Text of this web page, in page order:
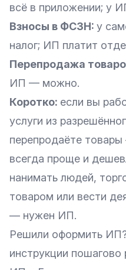
всё в приложении; у
Взносы в ФСЗН: у
налог; ИП платит
Перепродажа
ИП — можно.
Коротко: если вы
услуги из
перепродаёте
всегда проще и
нанимать людей,
товаром или вести
— нужен ИП.
Решили оформить
инструкции пошагово